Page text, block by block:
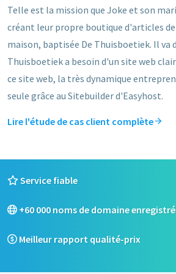
Telle est la mission que Joke et son
créant leur propre boutique d'articles
maison, baptisée De Thuisboetiek. Il va
Thuisboetiek a besoin d'un site web
ce site web, la très dynamique
seule grâce au Sitebuilder d'Easyhost.
Lire l'étude de cas client complète
Service fiable
+60 000 noms de domaine
Meilleur rapport qualité-prix